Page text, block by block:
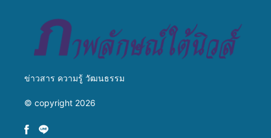
ข่าวสาร ความรู้ วัฒนธรรม
© copyright 2026